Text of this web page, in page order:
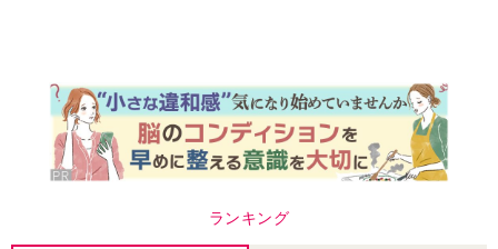
ランキング